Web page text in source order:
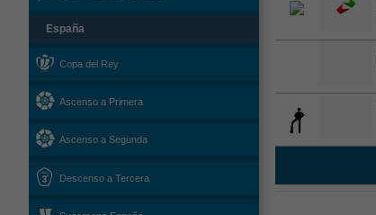
España
Copa del Rey
Ascenso a Primera
Ascenso a Segunda
Descenso a Tercera